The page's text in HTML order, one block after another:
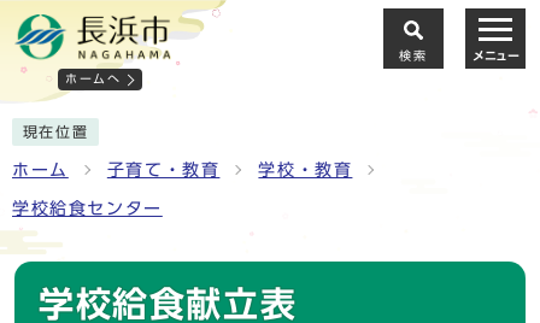
ホームへ
検索 メニュー
現在位置
ホーム 子育て・教育 学校・教育
学校給食センター
学校給食献立表